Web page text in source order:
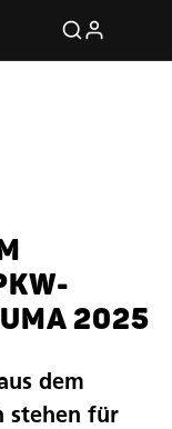
2025
dem
stehen für